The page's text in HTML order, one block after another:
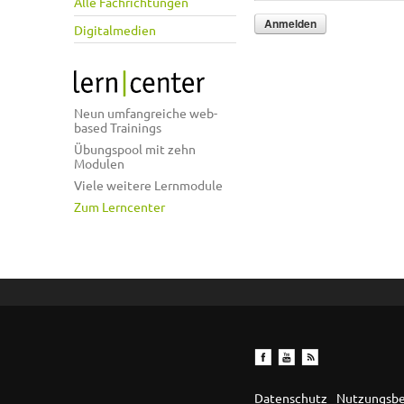
Digitalmedien
Neun umfangreiche web-
based Trainings
Übungspool mit zehn
Modulen
Viele weitere Lernmodule
Zum Lerncenter
Datenschutz